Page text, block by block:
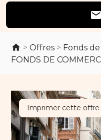
email
>Offres > Fonds
FONDS DE
Imprimer cette offre